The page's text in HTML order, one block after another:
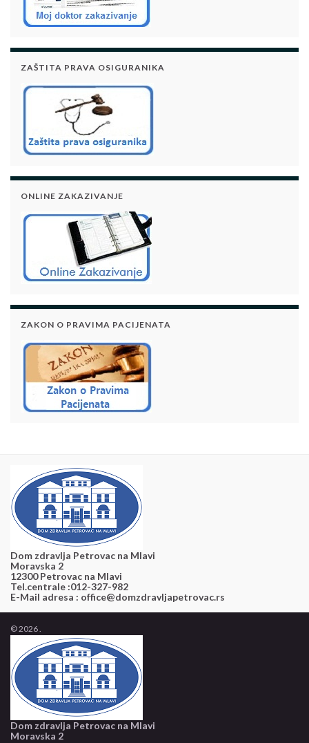
ZAŠTITA PRAVA OSIGURANIKA
ONLINE ZAKAZIVANJE
ZAKON O PRAVIMA PACIJENATA
Dom zdravlja Petrovac na Mlavi
Moravska 2
12300 Petrovac na Mlavi
Tel.centrale :012-327-982
E-Mail adresa : office@domzdravljapetrovac.rs
© 2026 .
Dom zdravlja Petrovac na Mlavi
Moravska 2